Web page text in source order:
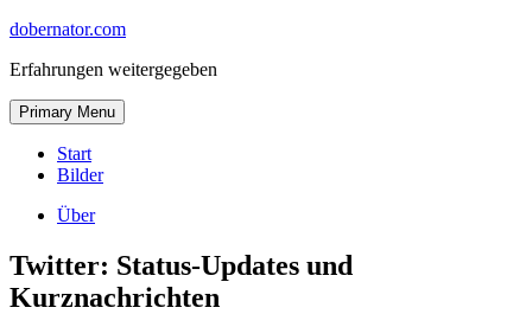
Skip
content
dobernator.com
Erfahrungen weitergegeben
Primary Menu Skip
to
Start
Bilder
Über
Twitter: Status-Updates und
Kurznachrichten